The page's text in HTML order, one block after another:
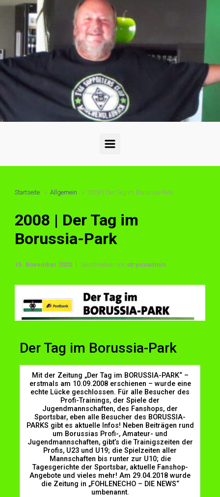
Startseite Allgemein 2008 | Der Tag im Borussia-Park
2008 | Der Tag im
Borussia-Park
15. November 2020 Geschrieben von strysioadmin
Der Tag im Borussia-Park
Mit der Zeitung „Der Tag im BORUSSIA-PARK“ –
erstmals am 10.09.2008 erschienen – wurde eine
echte Lücke geschlossen. Für alle Besucher des
Profi-Trainings, der Spiele der
Jugendmannschaften, des Fanshops, der
Sportsbar, eben alle Besucher des BORUSSIA-
PARKS gibt es aktuelle Infos! Neben Beiträgen rund
um Borussias Profi-, Amateur- und
Jugendmannschaften, gibt’s die Trainigszeiten der
Profis, U23 und U19; die Spielzeiten aller
Mannschaften bis runter zur U10; die
Tagesgerichte der Sportsbar, aktuelle Fanshop-
Angebote und vieles mehr! Am 29.04.2018 wurde
die Zeitung in „FOHLENECHO – DIE NEWS“
umbenannt.